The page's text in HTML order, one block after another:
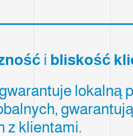
i bliskość
lokalną
z klientami.